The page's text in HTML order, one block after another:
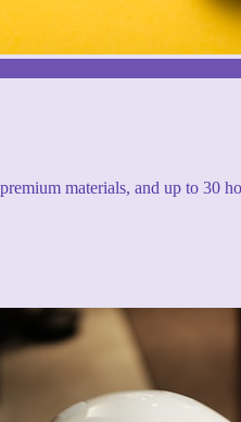
materials, and up to 30